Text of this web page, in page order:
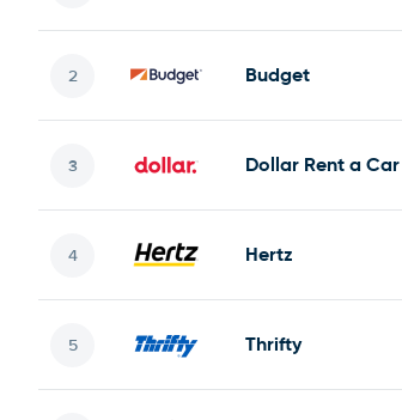
Budget
Dollar Rent a Car
Hertz
Thrifty